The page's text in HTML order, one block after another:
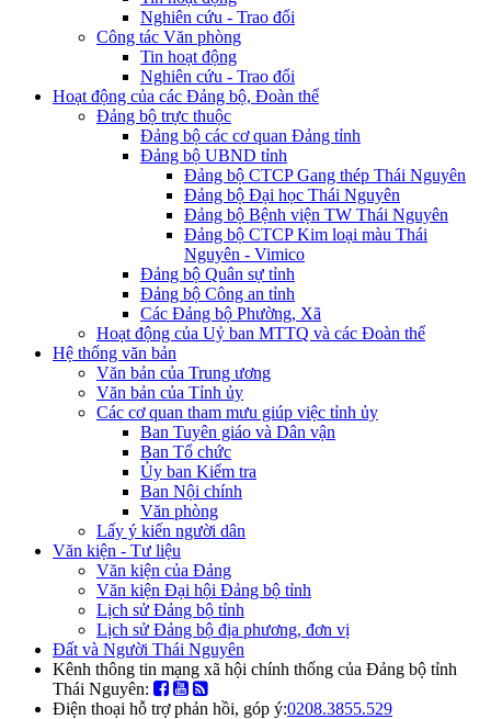
Nghiên cứu - Trao đổi
Công tác Văn phòng
Tin hoạt động
Nghiên cứu - Trao đổi
Hoạt động của các Đảng bộ, Đoàn thể
Đảng bộ trực thuộc
Đảng bộ các cơ quan Đảng tỉnh
Đảng bộ UBND tỉnh
Đảng bộ CTCP Gang thép Thái Nguyên
Đảng bộ Đại học Thái Nguyên
Đảng bộ Bệnh viện TW Thái Nguyên
Đảng bộ CTCP Kim loại màu Thái
Nguyên - Vimico
Đảng bộ Quân sự tỉnh
Đảng bộ Công an tỉnh
Các Đảng bộ Phường, Xã
Hoạt động của Uỷ ban MTTQ và các Đoàn thể
Hệ thống văn bản
Văn bản của Trung ương
Văn bản của Tỉnh ủy
Các cơ quan tham mưu giúp việc tỉnh ủy
Ban Tuyên giáo và Dân vận
Ban Tổ chức
Ủy ban Kiểm tra
Ban Nội chính
Văn phòng
Lấy ý kiến người dân
Văn kiện - Tư liệu
Văn kiện của Đảng
Văn kiện Đại hội Đảng bộ tỉnh
Lịch sử Đảng bộ tỉnh
Lịch sử Đảng bộ địa phương, đơn vị
Đất và Người Thái Nguyên
Kênh thông tin mạng xã hội chính thống của Đảng bộ tỉnh
Thái Nguyên:
Điện thoại hỗ trợ phản hồi, góp ý:0208.3855.529